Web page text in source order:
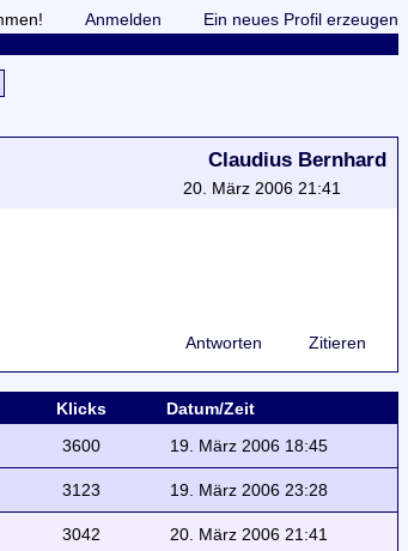
Anmelden Ein neues Profil erzeugen
Claudius Bernhard
20. März 2006 21:41
Antworten Zitieren
Klicks Datum/Zeit
3600 19. März 2006 18:45
3123 19. März 2006 23:28
3042 20. März 2006 21:41